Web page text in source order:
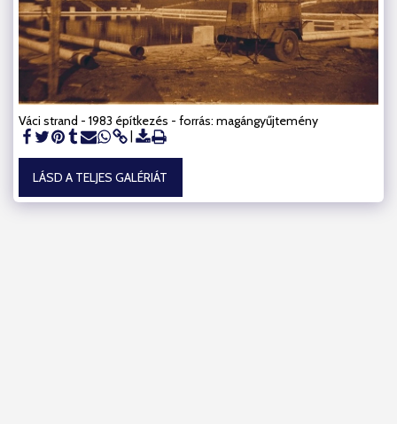
Váci strand - 1983 építkezés - forrás: magángyűjtemény
LÁSD A TELJES GALÉRIÁT